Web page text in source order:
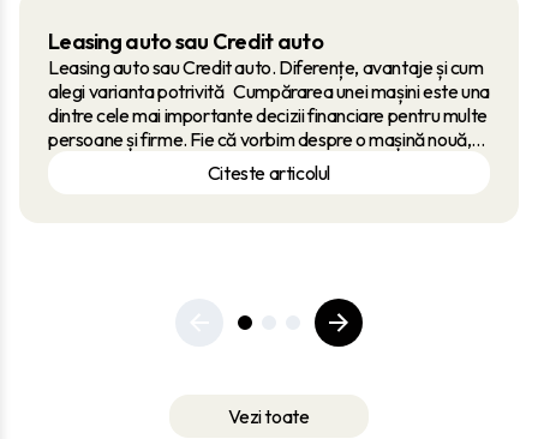
Leasing auto sau Credit auto
Leasing auto sau Credit auto. Diferențe, avantaje și cum
alegi varianta potrivită Cumpărarea unei mașini este una
dintre cele mai importante decizii financiare pentru multe
persoane și firme. Fie că vorbim despre o mașină nouă,
fie despre una second-hand, prețul de achiziție poate fi
destul de mare, iar plata integrală nu este întotdeauna
Citeste articolul
Vezi toate